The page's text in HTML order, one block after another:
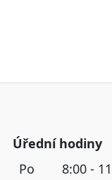
Úřední hodiny
Po
8:00 -